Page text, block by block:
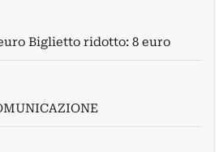
Biglietto ridotto: 8 euro